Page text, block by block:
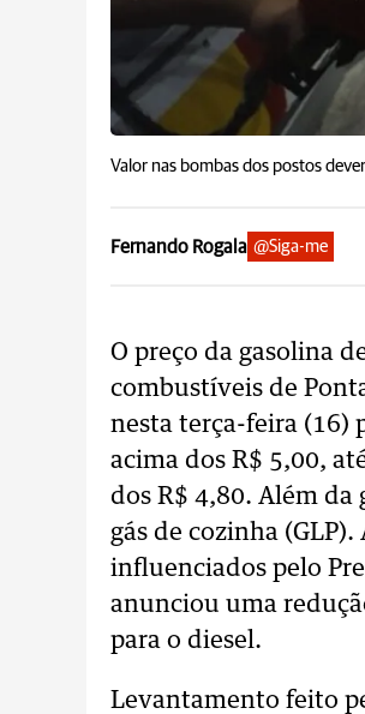
Valor nas bombas dos postos
Fernando Rogala @Siga-me
O preço da gasolina
combustíveis de
nesta terça-feira (16)
acima dos R$ 5,00,
dos R$ 4,80. Além da
gás de cozinha
influenciados pelo
anunciou uma
para o diesel.
Levantamento feito